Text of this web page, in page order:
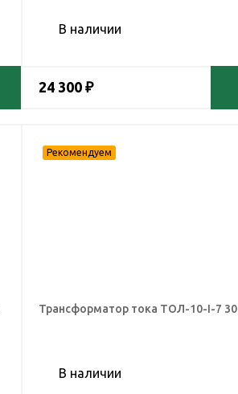
В наличии
24 300 ₽
Трансформатор тока ТОЛ-10-I-7 30
В наличии